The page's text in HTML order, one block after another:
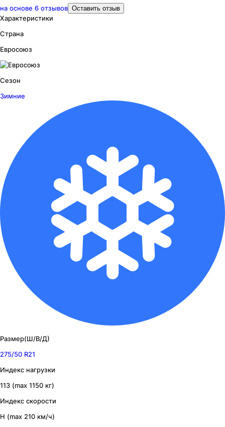
на основе 6 отзывов Оставить отзыв
Характеристики
Страна
Евросоюз
Сезон
Зимние
Размер(Ш/В/Д)
275/50 R21
Индекс нагрузки
113 (max 1150 кг)
Индекс скорости
H (max 210 км/ч)